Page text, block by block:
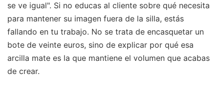
se ve igual". Si no educas al cliente sobre qué necesita
para mantener su imagen fuera de la silla, estás
fallando en tu trabajo. No se trata de encasquetar un
bote de veinte euros, sino de explicar por qué esa
arcilla mate es la que mantiene el volumen que acabas
de crear.